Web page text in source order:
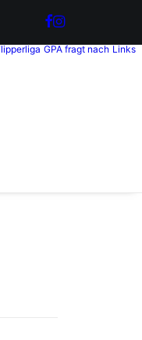
GPA fragt nach Links